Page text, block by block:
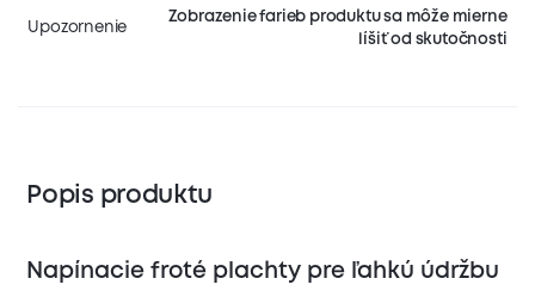
Upozornenie
Zobrazenie farieb produktu sa môže mierne
líšiť od skutočnosti
Popis produktu
Napínacie froté plachty pre ľahkú údržbu